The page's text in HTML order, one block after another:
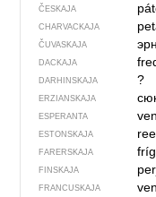
ČESKAJA
CHARVACKAJA
ČUVASKAJA
DACKAJA
DARHINSKAJA ?
ERZIANSKAJA
ESPERANTA
ESTONSKAJA
FARERSKAJA
FINSKAJA
FRANCUSKAJA